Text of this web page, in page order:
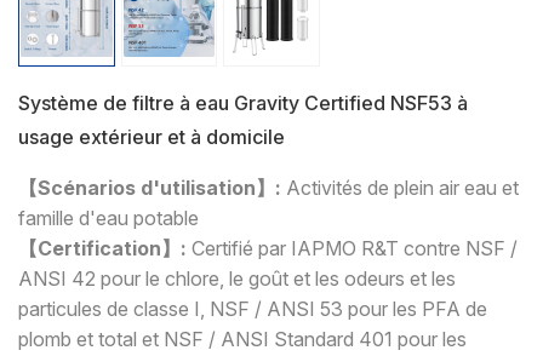
Système de filtre à eau Gravity Certified NSF53 à
usage extérieur et à domicile
【Scénarios d'utilisation】: Activités de plein air eau et
famille d'eau potable
【Certification】: Certifié par IAPMO R&T contre NSF /
ANSI 42 pour le chlore, le goût et les odeurs et les
particules de classe I, NSF / ANSI 53 pour les PFA de
plomb et total et NSF / ANSI Standard 401 pour les